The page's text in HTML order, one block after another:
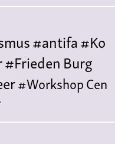
#antifa#Ko
#FriedenBurg
#WorkshopCen
#liveEthische